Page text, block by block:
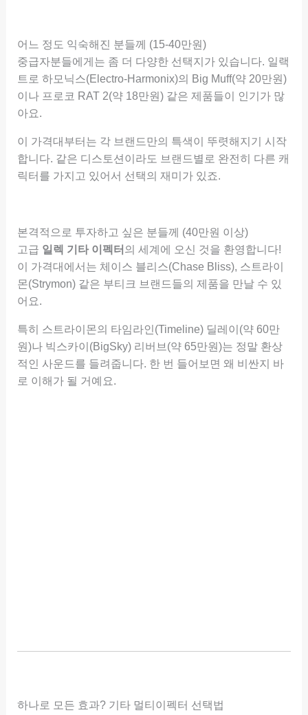
어느 정도 익숙해진 분들께 (15-40만원)
중급자분들에게는 좀 더 다양한 선택지가 있습니다. 일랙
트로 하모닉스(Electro-Harmonix)의 Big Muff(약 20만원)
이나 프로코 RAT 2(약 18만원) 같은 제품들이 인기가 많
아요.
이 가격대부터는 각 브랜드만의 특색이 뚜렷해지기 시작
합니다. 같은 디스토션이라도 브랜드별로 완전히 다른 캐
릭터를 가지고 있어서 선택의 재미가 있죠.
본격적으로 투자하고 싶은 분들께 (40만원 이상)
고급 일렉 기타 이펙터 의 세계에 오신 것을 환영합니다!
이 가격대에서는 체이스 블리스(Chase Bliss), 스트라이
몬(Strymon) 같은 부티크 브랜드들의 제품을 만날 수 있
어요.
특히 스트라이몬의 타임라인(Timeline) 딜레이(약 60만
원)나 빅스카이(BigSky) 리버브(약 65만원)는 정말 환상
적인 사운드를 들려줍니다. 한 번 들어보면 왜 비싼지 바
로 이해가 될 거예요.
하나로 모든 효과? 기타 멀티이펙터 선택법